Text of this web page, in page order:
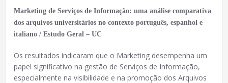
Marketing de Serviços de Informação: uma análise comparativa
dos arquivos universitários no contexto português, espanhol e
italiano / Estudo Geral – UC
Os resultados indicaram que o Marketing desempenha um
papel significativo na gestão de Serviços de Informação,
especialmente na visibilidade e na promoção dos Arquivos